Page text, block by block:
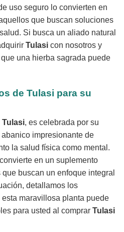
uso seguro lo convierten en
que buscan soluciones
Si busca un aliado natural
Tulasi con nosotros y
una hierba sagrada puede
de Tulasi para su
Tulasi, es celebrada por su
impresionante de
la salud física como mental.
en un suplemento
buscan un enfoque integral
detallamos los
maravillosa planta puede
para usted al comprar Tulasi